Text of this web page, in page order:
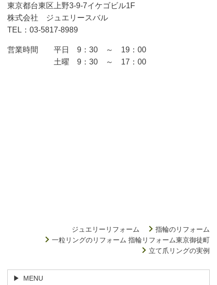
東京都台東区上野3-9-7イケゴビル1F
株式会社 ジュエリースバル
TEL：03-5817-8989
営業時間 平日 9：30 ～ 19：00
土曜 9：30 ～ 17：00
ジュエリーリフォーム
指輪のリフォーム
一粒リングのリフォーム 指輪リフォーム東京御徒町
立て爪リングの実例
MENU